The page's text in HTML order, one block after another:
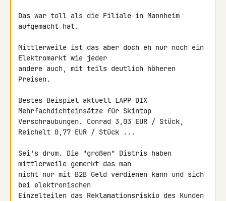
Das war toll als die Filiale in Mannheim
aufgemacht hat.
Mittlerweile ist das aber doch eh nur noch ein
Elektromarkt wie jeder
andere auch, mit teils deutlich höheren
Preisen.
Bestes Beispiel aktuell LAPP DIX
Mehrfachdichteinsätze für Skintop
Verschraubungen. Conrad 3,03 EUR / Stück,
Reichelt 0,77 EUR / Stück ...
Sei's drum. Die "großen" Distris haben
mittlerweile gemerkt das man
nicht nur mit B2B Geld verdienen kann und sich
bei elektronischen
Einzelteilen das Reklamationsriskio des Kunden